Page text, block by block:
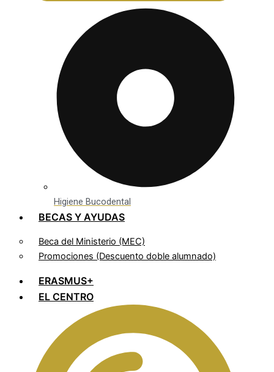
Higiene Bucodental
BECAS Y AYUDAS
Beca del Ministerio (MEC)
Promociones (Descuento doble alumnado)
ERASMUS+
EL CENTRO